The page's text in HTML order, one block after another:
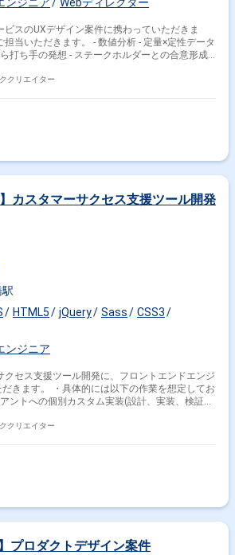
スのUXデザイン案件に携わっていただきま
。 - 数値分析 - 定量×定性データ
作の進行管理 など
クリエイター
カスタマーサクセス支援ツール開発
駅
HTML5 jQuery Sass
CSS3
ンジニア
クセス支援ツール開発に、フロントエンドエンジ
きます。 ・具体的には以下の作業を想定してお
ントへの個別カスタム実装(設計、実装、検証、
率、品質を求める環境改善、コードレビュ
クリエイター
プロダクトデザイン案件